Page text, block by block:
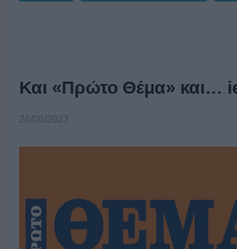
Και «Πρώτο Θέμα» και…
26/06/2023